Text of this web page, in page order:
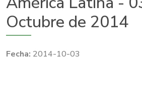
Octubre de 2014
2014-10-03